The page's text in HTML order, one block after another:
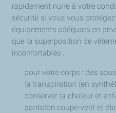
rapidement nuire à votre
sécurité si vous vous
équipements adéquats en
que la superposition de
inconfortables :
pour votre corps : des
la transpiration (en
conserver la chaleur et
pantalon coupe-vent et